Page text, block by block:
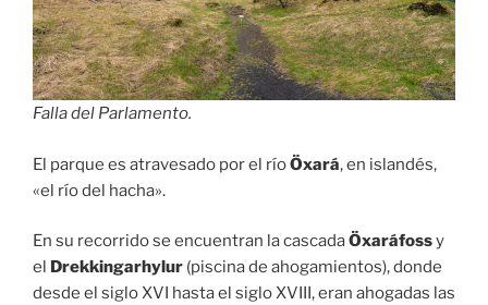
Falla del Parlamento.
El parque es atravesado por el ríoÖxará, en islandés,
«el río del hacha».
En su recorrido se encuentran la cascadaÖxaráfossy
el Drekkingarhylur (piscina de ahogamientos), donde
desde el siglo XVI hasta el siglo XVIII, eran ahogadas las